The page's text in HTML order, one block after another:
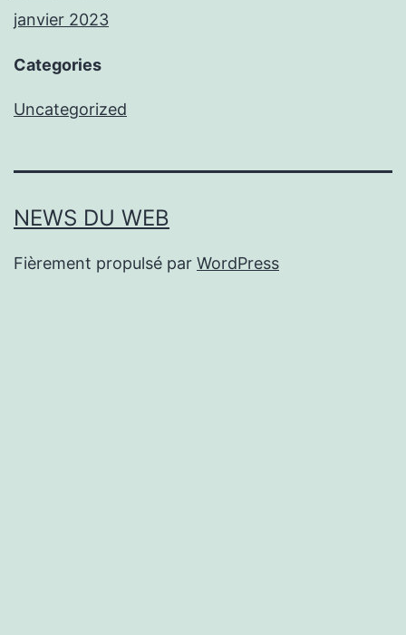
janvier 2023
Categories
Uncategorized
NEWS DU WEB
Fièrement propulsé par WordPress